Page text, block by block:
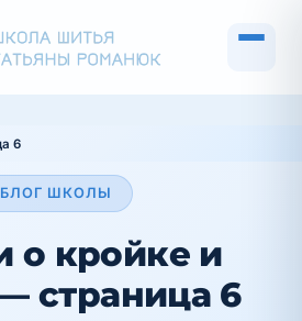
6
БЛОГ ШКОЛЫ
о кройке и
страница 6